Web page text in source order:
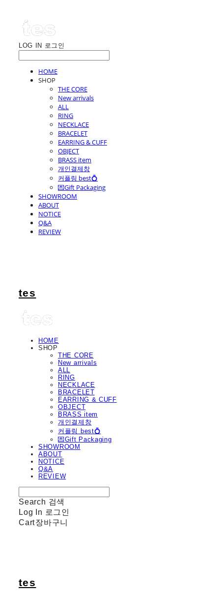
LOG IN 로그인
HOME
SHOP
THE CORE
New arrivals
ALL
RING
NECKLACE
BRACELET
EARRING & CUFF
OBJECT
BRASS item
개인결제창
커플링 best💍
💌Gift Packaging
SHOWROOM
ABOUT
NOTICE
Q&A
REVIEW
tes
HOME
SHOP
THE CORE
New arrivals
ALL
RING
NECKLACE
BRACELET
EARRING & CUFF
OBJECT
BRASS item
개인결제창
커플링 best💍
💌Gift Packaging
SHOWROOM
ABOUT
NOTICE
Q&A
REVIEW
Search 검색
Log In 로그인
Cart장바구니
tes